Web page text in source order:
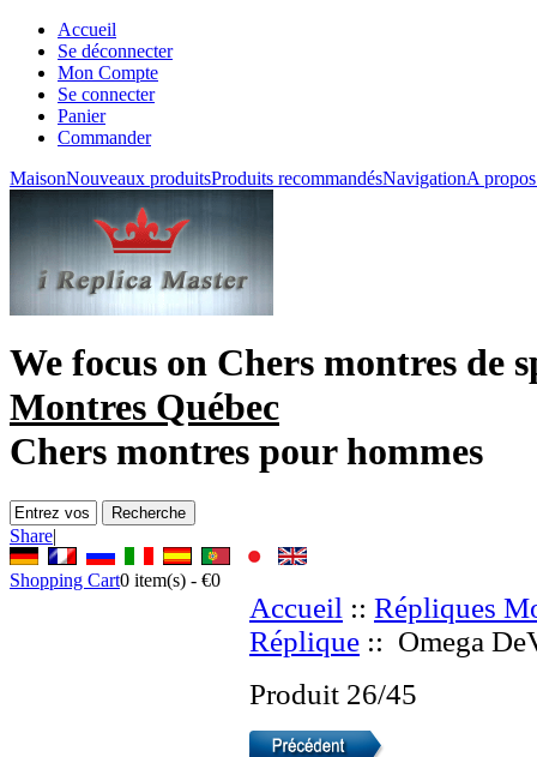
Accueil
Se déconnecter
Mon Compte
Se connecter
Panier
Commander
MaisonNouveaux produitsProduits recommandésNavigationA
We focus on Chers montres de
Montres Québec
Chers montres pour hommes
Share|
Shopping Cart0 item(s) - €0
Accueil :: Répliques
Réplique :: Omega
Produit 26/45